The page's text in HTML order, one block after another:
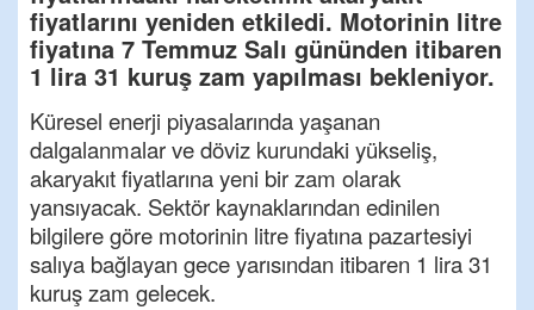
fiyatlarını yeniden etkiledi. Motorinin litre
fiyatına 7 Temmuz Salı gününden itibaren
1 lira 31 kuruş zam yapılması bekleniyor.
Küresel enerji piyasalarında yaşanan
dalgalanmalar ve döviz kurundaki yükseliş,
akaryakıt fiyatlarına yeni bir zam olarak
yansıyacak. Sektör kaynaklarından edinilen
bilgilere göre motorinin litre fiyatına pazartesiyi
salıya bağlayan gece yarısından itibaren 1 lira 31
kuruş zam gelecek.